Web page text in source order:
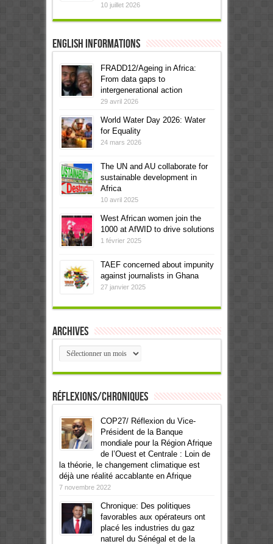
10 juillet 2026
English informations
FRADD12/Ageing in Africa:
From data gaps to
intergenerational action
29 avril 2026
World Water Day 2026: Water
for Equality
24 mars 2026
The UN and AU collaborate for
sustainable development in
Africa
10 avril 2025
West African women join the
1000 at AfWID to drive solutions
1 février 2025
TAEF concerned about impunity
against journalists in Ghana
27 janvier 2025
Archives
Archives
Réflexions/Chroniques
COP27/ Réflexion du Vice-
Président de la Banque
mondiale pour la Région Afrique
de l’Ouest et Centrale : Loin de
la théorie, le changement climatique est
déjà une réalité accablante en Afrique
7 novembre 2022
Chronique: Des politiques
favorables aux opérateurs ont
placé les industries du gaz
naturel du Sénégal et de la